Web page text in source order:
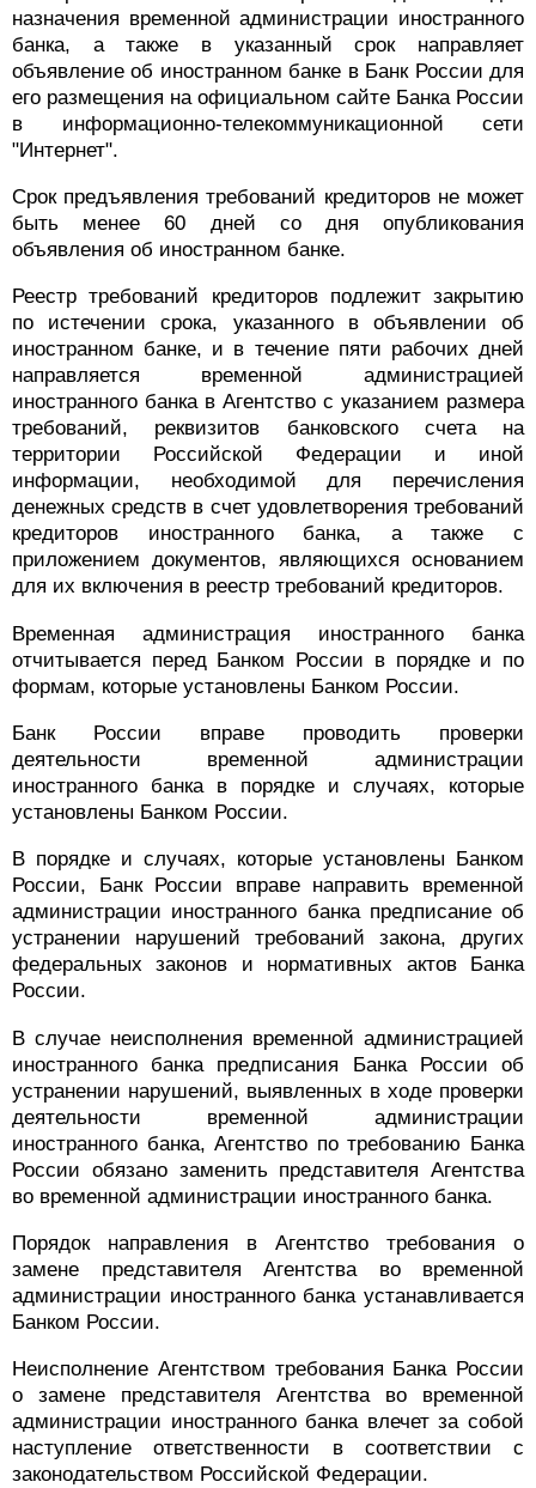
назначения временной администрации иностранного
банка, а также в указанный срок направляет
объявление об иностранном банке в Банк России для
его размещения на официальном сайте Банка России
в информационно-телекоммуникационной сети
"Интернет".
Срок предъявления требований кредиторов не может
быть менее 60 дней со дня опубликования
объявления об иностранном банке.
Реестр требований кредиторов подлежит закрытию
по истечении срока, указанного в объявлении об
иностранном банке, и в течение пяти рабочих дней
направляется временной администрацией
иностранного банка в Агентство с указанием размера
требований, реквизитов банковского счета на
территории Российской Федерации и иной
информации, необходимой для перечисления
денежных средств в счет удовлетворения требований
кредиторов иностранного банка, а также с
приложением документов, являющихся основанием
для их включения в реестр требований кредиторов.
Временная администрация иностранного банка
отчитывается перед Банком России в порядке и по
формам, которые установлены Банком России.
Банк России вправе проводить проверки
деятельности временной администрации
иностранного банка в порядке и случаях, которые
установлены Банком России.
В порядке и случаях, которые установлены Банком
России, Банк России вправе направить временной
администрации иностранного банка предписание об
устранении нарушений требований закона, других
федеральных законов и нормативных актов Банка
России.
В случае неисполнения временной администрацией
иностранного банка предписания Банка России об
устранении нарушений, выявленных в ходе проверки
деятельности временной администрации
иностранного банка, Агентство по требованию Банка
России обязано заменить представителя Агентства
во временной администрации иностранного банка.
Порядок направления в Агентство требования о
замене представителя Агентства во временной
администрации иностранного банка устанавливается
Банком России.
Неисполнение Агентством требования Банка России
о замене представителя Агентства во временной
администрации иностранного банка влечет за собой
наступление ответственности в соответствии с
законодательством Российской Федерации.